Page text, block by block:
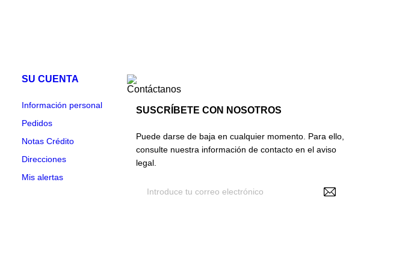
SU CUENTA
Información personal
Pedidos
Notas Crédito
Direcciones
Mis alertas
Contáctanos
SUSCRÍBETE CON NOSOTROS
Puede darse de baja en cualquier momento. Para ello,
consulte nuestra información de contacto en el aviso
legal.